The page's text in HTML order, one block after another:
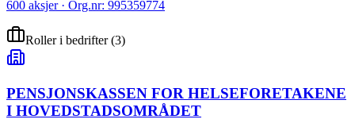
600 aksjer · Org.nr: 995359774
Roller i bedrifter(3)
PENSJONSKASSEN FOR HELSEFORETAKENE
I HOVEDSTADSOMRÅDET